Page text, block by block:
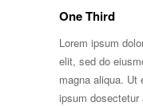
One Third
Lorem ipsum
elit, sed do
magna aliqua. Ut
ipsum